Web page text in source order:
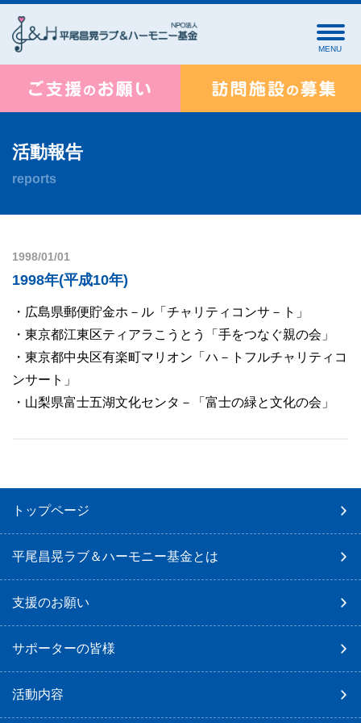
MENU
活動報告
reports
1998/01/01
1998年(平成10年)
・広島県郵便貯金ホ－ル「チャリティコンサ－ト」
・東京都江東区ティアラこうとう「手をつなぐ親の会」
・東京都中央区有楽町マリオン「ハ－トフルチャリティコ
ンサート」
・山梨県富士五湖文化センタ－「富士の緑と文化の会」
トップページ
平尾昌晃ラブ＆ハーモニー基金とは
支援のお願い
サポーターの皆様
活動内容